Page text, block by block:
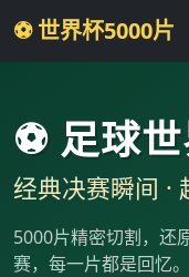
⚽ 世界杯5000片
⚽ 足球
经典决赛瞬间 ·
5000片精密切割，还
赛，每一片都是回忆。